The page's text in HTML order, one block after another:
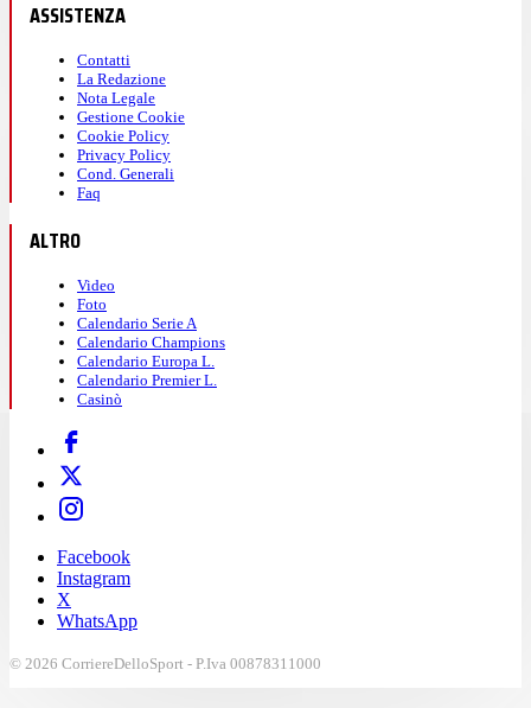
ASSISTENZA
Contatti
La Redazione
Nota Legale
Gestione Cookie
Cookie Policy
Privacy Policy
Cond. Generali
Faq
ALTRO
Video
Foto
Calendario Serie A
Calendario Champions
Calendario Europa L.
Calendario Premier L.
Casinò
Facebook
Instagram
X
WhatsApp
© 2026 CorriereDelloSport - P.Iva 00878311000